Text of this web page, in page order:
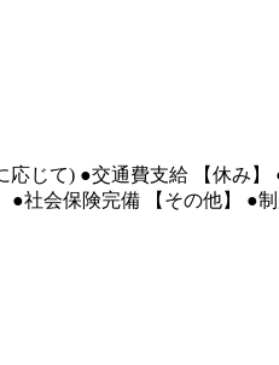
応じて) ●交通費支給 【休
社会保険完備 【その他】 ●